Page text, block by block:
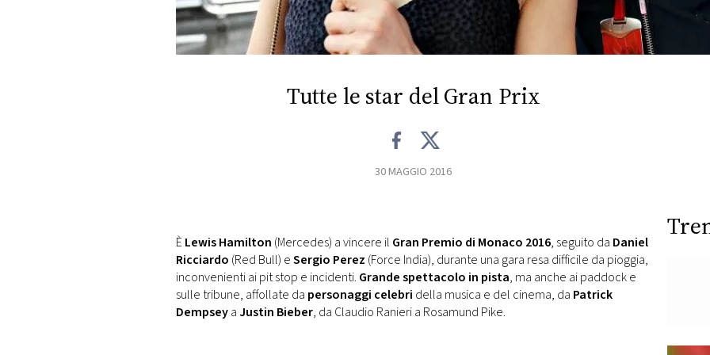
DI
MONACO
Tutte le star del Gran Prix
30 MAGGIO 2016
È Lewis Hamilton (Mercedes) a vincere il Gran Premio di Monaco 2016, seguito da Daniel
Ricciardo (Red Bull) eSergio Perez (Force India), durante una gara resa difficile da pioggia,
inconvenienti ai pit stop e incidenti. Grande spettacolo in pista, ma anche ai paddock e
sulle tribune, affollate da personaggi celebri della musica e del cinema, da Patrick
DempseyaJustin Bieber, da Claudio Ranieri a Rosamund Pike.